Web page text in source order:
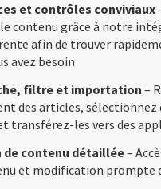
et contrôles conviviaux
contenu grâce à notre
afin de trouver
avez besoin
filtre et importation –
des articles, sélectionnez
transférez-les vers des
de contenu détaillée–
et modification prompte